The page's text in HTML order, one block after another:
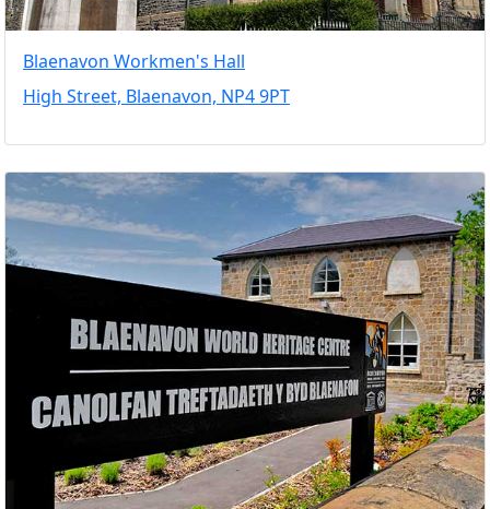
Blaenavon Workmen's Hall
High Street, Blaenavon, NP4 9PT